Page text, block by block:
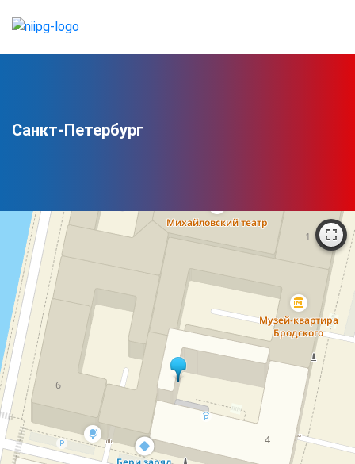
Санкт-Петербург